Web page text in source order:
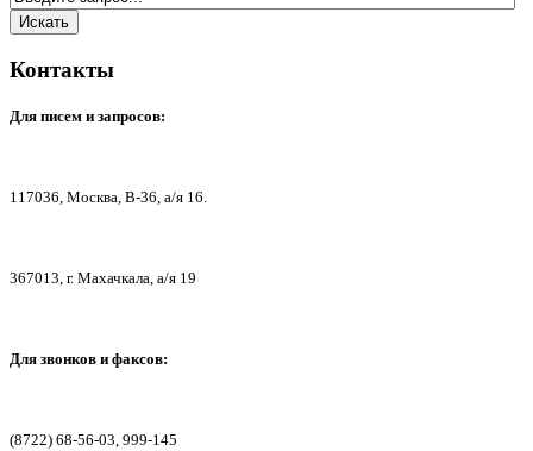
Контакты
Для писем и запросов:
117036, Москва, В-36, а/я 16.
367013, г. Махачкала, а/я 19
Для звонков и факсов:
(8722) 68-56-03, 999-145